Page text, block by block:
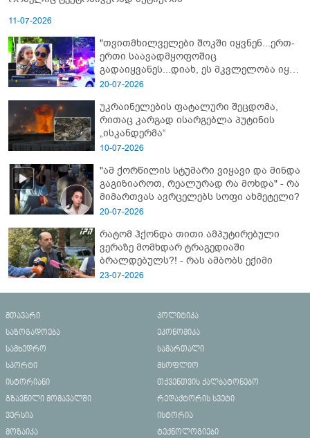
11-07-2026
"თვითმხილველები შოკში იყვნენ...ერთ-
ერთი საავადმყოფოშიც
გადაიყვანეს...დიახ, ეს მკვლელობა იყო"
- გორში დატრიალებული ტრაგედიის
20-07-2026
უკრაინელების ფატალური შეცდომა,
რითაც კარგად ისარგებლა პუტინის
„ისკანდერმა“
10-07-2026
"ამ ქორწილის სტუმარი ვიყავი და მინდა
გაგიზიაროთ, რეალურად რა მოხდა" - რა
მიმართვას ავრცელებს სოფი ახმეტელი?
20-07-2026
რატომ ჰქონდა თითი ამპუტირებული
ვერაზე მომხდარ ტრაგედიაში
ბრალდებულს?! - რას ამბობს ექიმი
23-07-2026
მთავარი
პოლიტიკა
საზოგადოება
ეკონომიკა
სამხედრო
სამართალი
სპორტი
მსოფლიო
ისტორიანი
თქვენთვის ქალბატონებო
გზავნილი მომავალში
რედაქტორის სვეტი
ვერსია
ისტორია
მოზაიკა
ტექნოლოგიები